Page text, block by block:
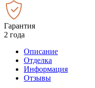
Гарантия
2 года
Описание
Отделка
Информация
Отзывы